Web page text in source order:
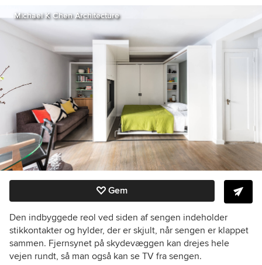
Michael K Chen Architecture
Gem
Den indbyggede reol ved siden af sengen indeholder
stikkontakter og hylder, der er skjult, når sengen er klappet
sammen. Fjernsynet på skydevæggen kan drejes hele
vejen rundt, så man også kan se TV fra sengen.